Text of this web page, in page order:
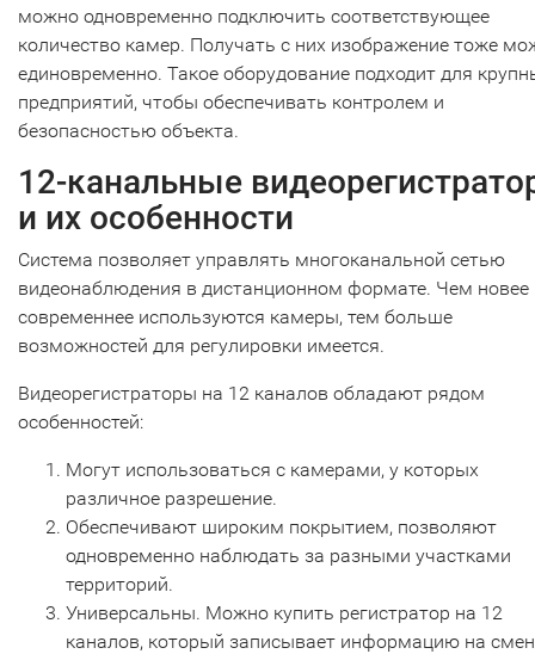
можно одновременно подключить соответствующее
количество камер. Получать с них изображение тоже
единовременно. Такое оборудование подходит для
предприятий, чтобы обеспечивать контролем и
безопасностью объекта.
12-канальные
и их особенности
Система позволяет управлять многоканальной сетью
видеонаблюдения в дистанционном формате. Чем новее
современнее используются камеры, тем больше
возможностей для регулировки имеется.
Видеорегистраторы на 12 каналов обладают рядом
особенностей:
Могут использоваться с камерами, у которых
различное разрешение.
Обеспечивают широким покрытием, позволяют
одновременно наблюдать за разными участками
территорий.
Универсальны. Можно купить регистратор на 12
каналов, который записывает информацию на